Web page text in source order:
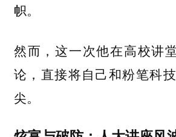
帜。
然而，这一次他在高校讲
论，直接将自己和粉笔科
尖。